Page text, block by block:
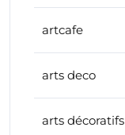
artcafe
arts deco
arts décoratifs